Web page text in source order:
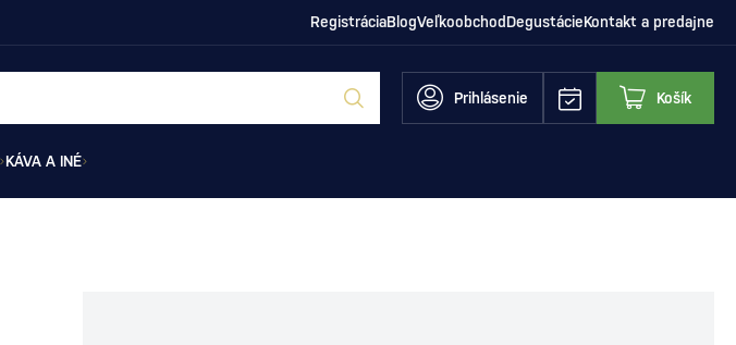
RegistráciaBlogVeľkoobchodDegustácieKontakt a predajne
Prihlásenie Košík
KÁVA A INÉ